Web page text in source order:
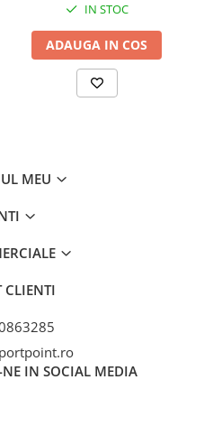
IN STOC
ADAUGA IN COS
MEU
CLIENTI
NE IN SOCIAL MEDIA